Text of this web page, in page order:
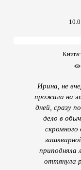
Книга:
Ирина, не
прожила на
дней, сразу
дело в
приподняла
оттянула